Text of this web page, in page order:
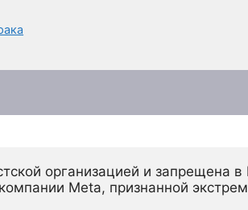
организацией и запрещена
Meta, признанной